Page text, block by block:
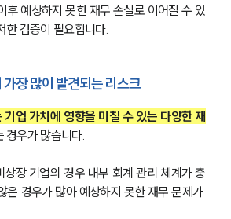
고객의 소리
통합검색
업무사례
주요 업무사례
사례분석/최신동향
법률지식인
고객후기
후 예상하지 못한 재무 손실로 이어질 수 있
한 검증이 필요합니다.
장 많이 발견되는 리스크
기업 가치에 영향을 미칠 수 있는 다양한 재
경우가 많습니다.
상장 기업의 경우 내부 회계 관리 체계가 충
은 경우가 많아 예상하지 못한 재무 문제가